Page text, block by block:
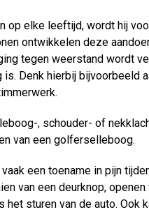
op elke leeftijd, wordt hij
ontwikkelen deze
tegen weerstand wordt
Denk hierbij bijvoorbeeld
, schouder- of
van een golferselleboog.
een toename in pijn
van een deurknop, openen
sturen van de auto. Ook